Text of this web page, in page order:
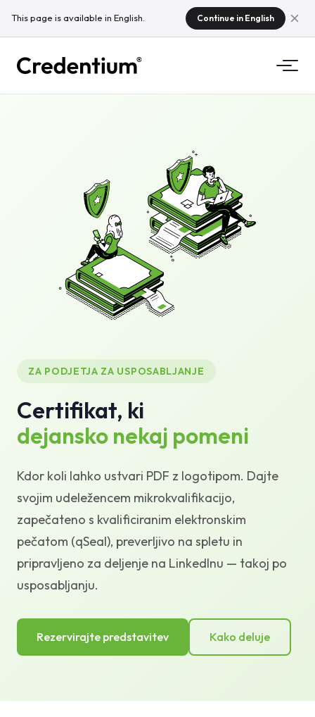
This page is available in English. Continue in English
Zakaj Credentium
O CloudTeamu
Za podjetja za usposabljanje
Za organizatorje dogodkov
Kaj so mikrokvalifikacije?
Predpisi
Standardi in integracije
Podpora
ZA PODJETJA ZA USPOSABLJANJE
Certifikat, ki
dejansko nekaj pomeni
Kdor koli lahko ustvari PDF z logotipom. Dajte
svojim udeležencem mikrokvalifikacijo,
zapečateno s kvalificiranim elektronskim
pečatom (qSeal), preverljivo na spletu in
pripravljeno za deljenje na LinkedInu — takoj po
usposabljanju.
Rezervirajte predstavitev Kako deluje